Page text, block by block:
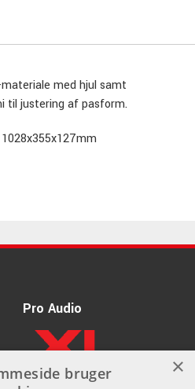
med hjul samt
til justering af pasform.
Pro Audio
×
bruger